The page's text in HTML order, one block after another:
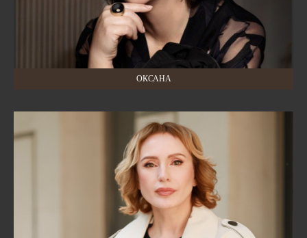
ОКСАНА